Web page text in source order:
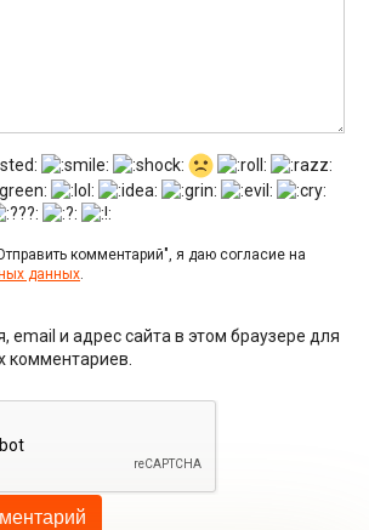
комментарий", я даю согласие на
данных.
email и адрес сайта в этом браузере для
комментариев.